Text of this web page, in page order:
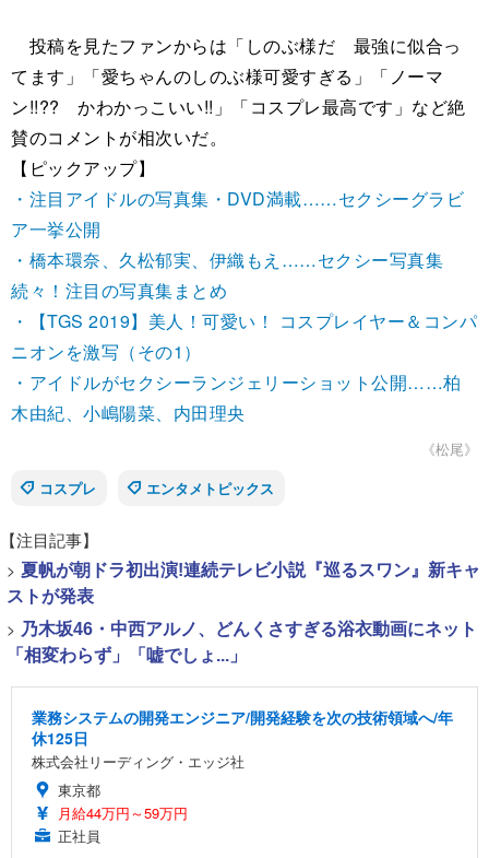
投稿を見たファンからは「しのぶ様だ 最強に似合っ
てます」「愛ちゃんのしのぶ様可愛すぎる」「ノーマ
ン!!?? かわかっこいい!!」「コスプレ最高です」など絶
賛のコメントが相次いだ。
【ピックアップ】
・注目アイドルの写真集・DVD満載……セクシーグラビ
ア一挙公開
・橋本環奈、久松郁実、伊織もえ……セクシー写真集
続々！注目の写真集まとめ
・【TGS 2019】美人！可愛い！ コスプレイヤー＆コンパ
ニオンを激写（その1）
・アイドルがセクシーランジェリーショット公開……柏
木由紀、小嶋陽菜、内田理央
《松尾》
コスプレ
エンタメトピックス
【注目記事】
> 夏帆が朝ドラ初出演!連続テレビ小説『巡るスワン』新キャ
ストが発表
> 乃木坂46・中西アルノ、どんくさすぎる浴衣動画にネット
「相変わらず」「嘘でしょ...」
業務システムの開発エンジニア/開発経験を次の技術領域へ/年
休125日
株式会社リーディング・エッジ社
東京都
月給44万円～59万円
正社員